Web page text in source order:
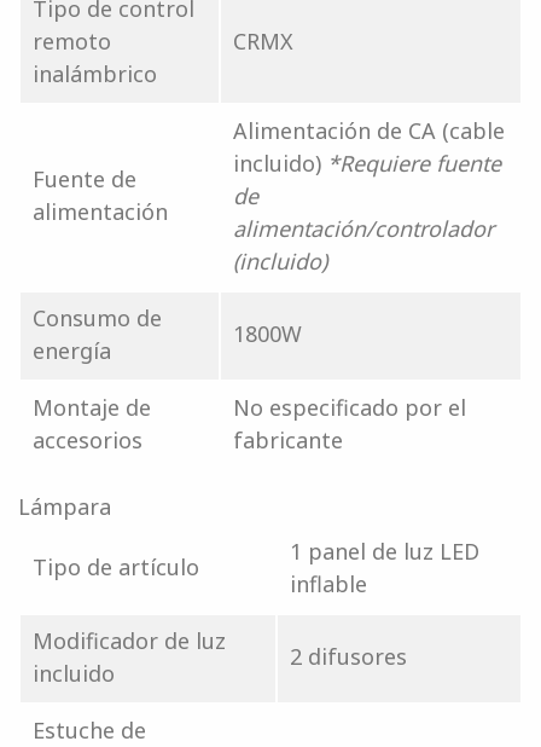
Tipo de control
remoto
inalámbrico
CRMX
Fuente de
alimentación
Alimentación de CA (cable
incluido) *Requiere fuente
de
alimentación/controlador
(incluido)
Consumo de
energía
1800W
Montaje de
accesorios
No especificado por el
fabricante
Lámpara
Tipo de artículo
1 panel de luz LED
inflable
Modificador de luz
incluido
2 difusores
Estuche de